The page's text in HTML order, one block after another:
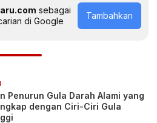
sebagai
di Google
Tambahkan
Penurun Gula Darah Alami yang
dengan Ciri-Ciri Gula